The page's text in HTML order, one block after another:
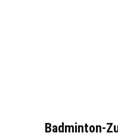
Badminton-